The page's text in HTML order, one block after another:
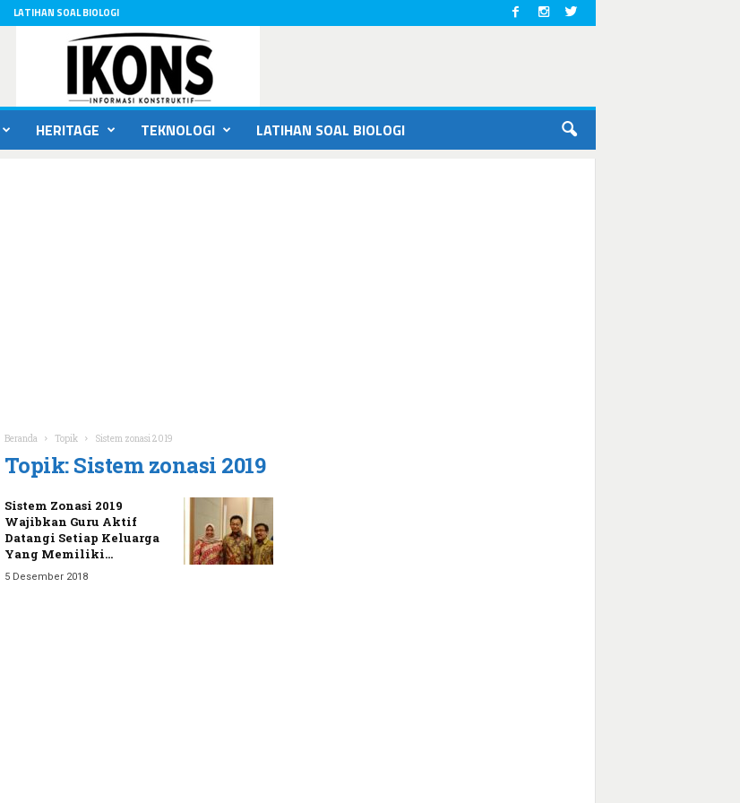
LATIHAN SOAL BIOLOGI
HERITAGE TEKNOLOGI LATIHAN SOAL BIOLOGI
Beranda Topik Sistem zonasi 2019
Topik: Sistem zonasi 2019
Sistem Zonasi 2019
Wajibkan Guru Aktif
Datangi Setiap Keluarga
Yang Memiliki...
5 Desember 2018